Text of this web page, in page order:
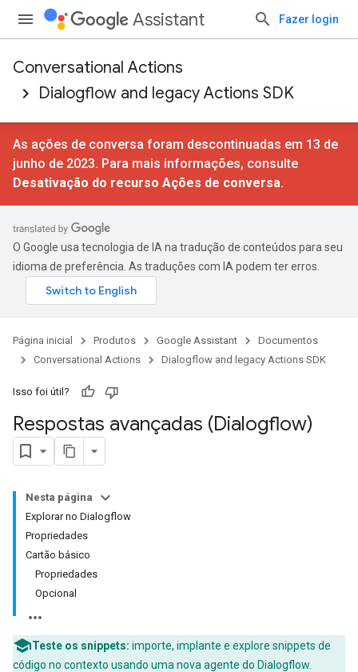
Assistant Fazer login
Conversational Actions
Dialogflow and legacy Actions SDK
As ações de conversa foram descontinuadas em 13 de
junho de 2023. Para mais informações, consulte
Desativação do recurso Ações de conversa.
O Google usa tecnologia de IA na tradução de conteúdos para seu
idioma de preferência. As traduções com IA podem ter erros.
Página inicial Produtos Google Assistant
Documentos
Conversational Actions
Dialogflow and legacy Actions SDK
Isso foi útil?
Respostas avançadas (Dialogflow)
Nesta página
Explorar no Dialogflow
Propriedades
Cartão básico
Propriedades
Opcional
Teste os snippets: importe, implante e explore snippets de
código no contexto usando uma nova agente do Dialogflow.